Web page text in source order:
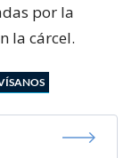
por la
la cárcel.